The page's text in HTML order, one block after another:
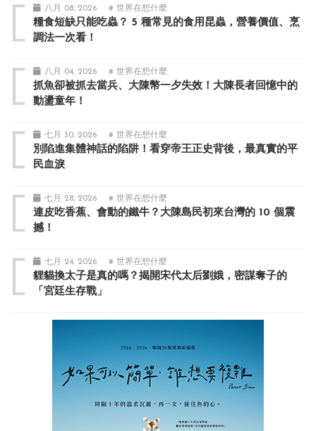
八月 08, 2026 # 世界在想什麼
糧食短缺只能吃蟲？ 5 種常見的食用昆蟲，營養價值、烹
調法一次看！
八月 04, 2026 # 世界在想什麼
抓魚卻被抓去當兵、大陳幣一夕失效！大陳長者回憶中的
動盪童年！
七月 30, 2026 # 世界在想什麼
別陷進集體神話的陷阱！看穿帝王正史背後，最真實的平
民血淚
七月 28, 2026 # 世界在想什麼
連皮吃香蕉、會動的鐵牛？大陳島民初來台灣的 10 個震
撼！
七月 24, 2026 # 世界在想什麼
貍貓換太子是真的嗎？揭開宋代太后劉娥，密謀奪子的
「宮廷生存戰」